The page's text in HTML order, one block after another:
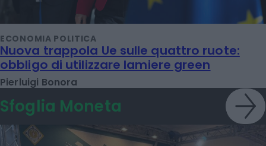
ECONOMIA POLITICA
Nuova trappola Ue sulle quattro ruote:
obbligo di utilizzare lamiere green
Pierluigi Bonora
Sfoglia Moneta